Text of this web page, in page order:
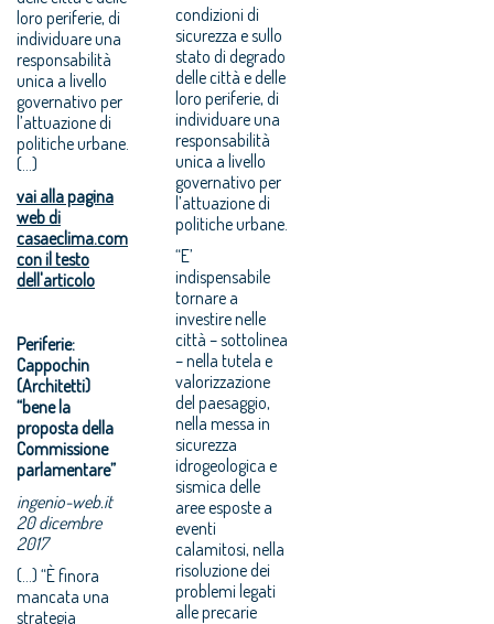
loro periferie, di
individuare una
responsabilità
unica a livello
governativo per
l’attuazione di
politiche urbane.
(...)
vai alla pagina
web di
casaeclima.com
con il testo
dell'articolo
Periferie:
Cappochin
(Architetti)
“bene la
proposta della
Commissione
parlamentare”
ingenio-web.it
20 dicembre
2017
(...) “È finora
mancata una
strategia
condizioni di
sicurezza e sullo
stato di degrado
delle città e delle
loro periferie, di
individuare una
responsabilità
unica a livello
governativo per
l’attuazione di
politiche urbane.
“E’
indispensabile
tornare a
investire nelle
città – sottolinea
– nella tutela e
valorizzazione
del paesaggio,
nella messa in
sicurezza
idrogeologica e
sismica delle
aree esposte a
eventi
calamitosi, nella
risoluzione dei
problemi legati
alle precarie